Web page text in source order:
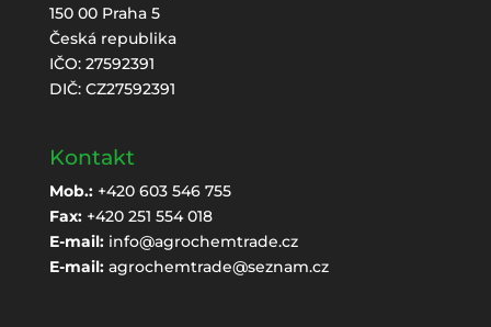
150 00 Praha 5
Česká republika
IČO: 27592391
DIČ: CZ27592391
Kontakt
Mob.:+420 603 546 755
Fax:+420 251 554 018
E-mail: info@agrochemtrade.cz
E-mail: agrochemtrade@seznam.cz